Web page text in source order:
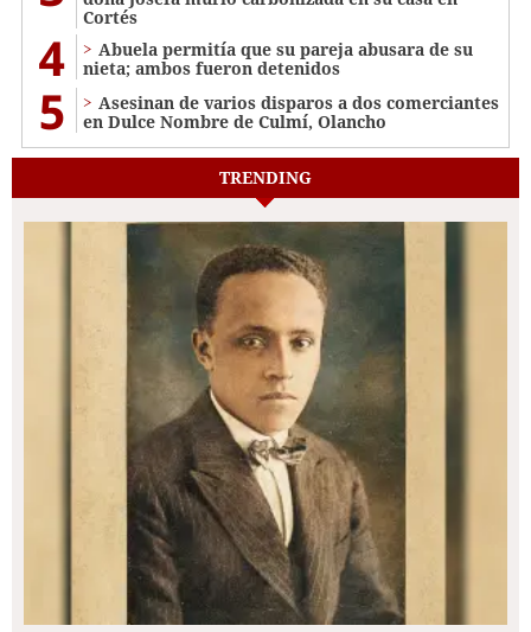
Cortés
4
Abuela permitía que su pareja abusara de su
nieta; ambos fueron detenidos
5
Asesinan de varios disparos a dos comerciantes
en Dulce Nombre de Culmí, Olancho
TRENDING